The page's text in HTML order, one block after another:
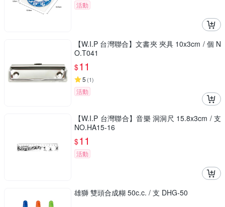
活動
【W.I.P 台灣聯合】文書夾 夾具 10x3cm / 個 N
O.T041
$11
5 (1)
活動
【W.I.P 台灣聯合】音樂 洞洞尺 15.8x3cm / 支
NO.HA15-16
$11
活動
雄獅 雙頭合成糊 50c.c. / 支 DHG-50